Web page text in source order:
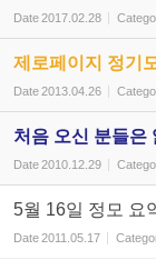
Date2017.02.28
제로페이지 정기
Date2013.04.26
처음 오신 분들은
Date2010.12.29
5월 16일 정모 요
Date2011.05.17